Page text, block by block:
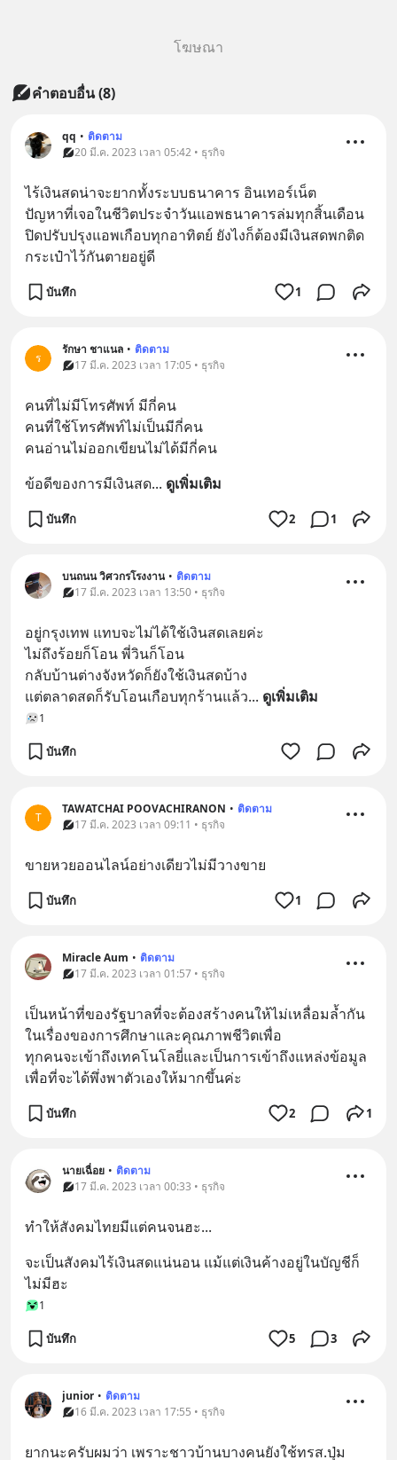
โฆษณา
คำตอบอื่น(8)
qq • ติดตาม
20 มี.ค. 2023 เวลา 05:42 • ธุรกิจ
ไร้เงินสดน่าจะยากทั้งระบบธนาคาร อินเทอร์เน็ต
ปัญหาที่เจอในชีวิตประจำวันแอพธนาคารล่มทุกสิ้นเดือน
ปิดปรับปรุงแอพเกือบทุกอาทิตย์ ยังไงก็ต้องมีเงินสดพกติด
กระเป๋าไว้กันตายอยู่ดี
บันทึก 1
ร
รักษา ชาแนล • ติดตาม
17 มี.ค. 2023 เวลา 17:05 • ธุรกิจ
คนที่ไม่มีโทรศัพท์ มีกี่คน
คนที่ใช้โทรศัพท์ไม่เป็นมีกี่คน
คนอ่านไม่ออกเขียนไม่ได้มีกี่คน
ข้อดีของการมีเงินสด... ดูเพิ่มเติม
บันทึก 2 1
บนถนน วิศวกรโรงงาน • ติดตาม
17 มี.ค. 2023 เวลา 13:50 • ธุรกิจ
อยู่กรุงเทพ แทบจะไม่ได้ใช้เงินสดเลยค่ะ
ไม่ถึงร้อยก็โอน พี่วินก็โอน
กลับบ้านต่างจังหวัดก็ยังใช้เงินสดบ้าง
แต่ตลาดสดก็รับโอนเกือบทุกร้านแล้ว... ดูเพิ่มเติม
1
บันทึก
T
TAWATCHAI POOVACHIRANON • ติดตาม
17 มี.ค. 2023 เวลา 09:11 • ธุรกิจ
ขายหวยออนไลน์อย่างเดียวไม่มีวางขาย
บันทึก 1
Miracle Aum • ติดตาม
17 มี.ค. 2023 เวลา 01:57 • ธุรกิจ
เป็นหน้าที่ของรัฐบาลที่จะต้องสร้างคนให้ไม่เหลื่อมล้ำกัน
ในเรื่องของการศึกษาและคุณภาพชีวิตเพื่อ
ทุกคนจะเข้าถึงเทคโนโลยี่และเป็นการเข้าถึงแหล่งข้อมูล
เพื่อที่จะได้พึ่งพาตัวเองให้มากขึ้นค่ะ
บันทึก 2 1
นายเฉื่อย • ติดตาม
17 มี.ค. 2023 เวลา 00:33 • ธุรกิจ
ทำให้สังคมไทยมีแต่คนจนฮะ...
จะเป็นสังคมไร้เงินสดแน่นอน แม้แต่เงินค้างอยู่ในบัญชีก็
ไม่มีฮะ
1
บันทึก 5 3
junior • ติดตาม
16 มี.ค. 2023 เวลา 17:55 • ธุรกิจ
ยากนะครับผมว่า เพราะชาวบ้านบางคนยังใช้ทรส.ปุ่ม